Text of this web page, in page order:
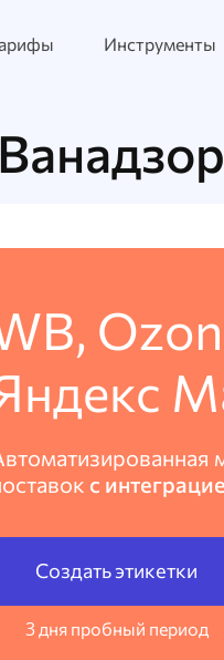
Инструменты
с
Создать этикетки
3 дня пробный период